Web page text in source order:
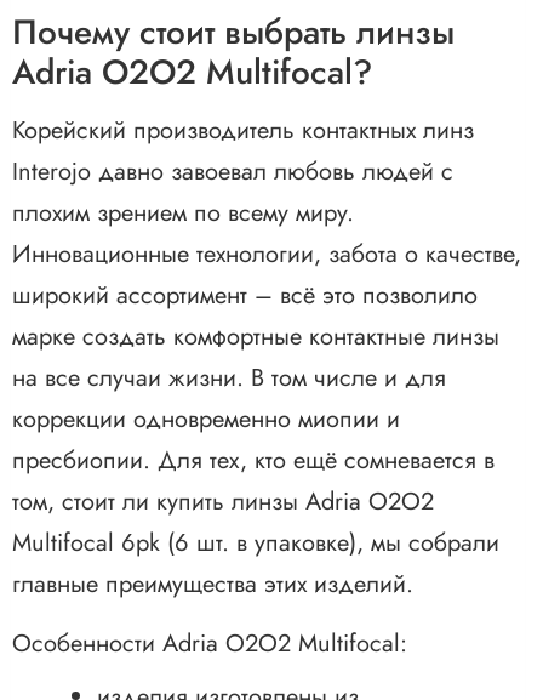
Почему стоит выбрать линзы
Adria O2O2 Multifocal?
Корейский производитель контактных линз
Interojo давно завоевал любовь людей с
плохим зрением по всему миру.
Инновационные технологии, забота о качестве,
широкий ассортимент – всё это позволило
марке создать комфортные контактные линзы
на все случаи жизни. В том числе и для
коррекции одновременно миопии и
пресбиопии. Для тех, кто ещё сомневается в
том, стоит ли купить линзы Adria O2O2
Multifocal 6pk (6 шт. в упаковке), мы собрали
главные преимущества этих изделий.
Особенности Adria O2O2 Multifocal: